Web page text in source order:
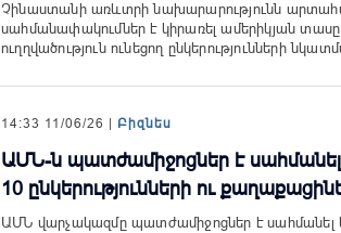
Չինաստանի առևտրի նախարարությունն
սահմանափակումներ է կիրառել ամերիկյան
ուղղվածություն ունեցող ընկերությունների
14:33 11/06/26 | Բիզնես
ԱՄՆ-ն պատժամիջոցներ է
10 ընկերությունների ու
ԱՄՆ վարչակազմը պատժամիջոցներ է սահմանել